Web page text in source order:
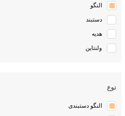
النگو
دستبند
هدیه
ولنتاین
نوع
النگو دستبندی